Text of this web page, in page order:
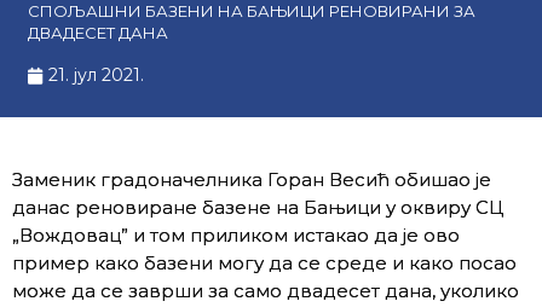
СПОЉАШНИ БАЗЕНИ НА БАЊИЦИ РЕНОВИРАНИ ЗА
ДВАДЕСЕТ ДАНА
21. јул 2021.
Заменик градоначелника Горан Весић обишао је
данас реновиране базене на Бањици у оквиру СЦ
„Вождовац” и том приликом истакао да је ово
пример како базени могу да се среде и како посао
може да се заврши за само двадесет дана, уколико